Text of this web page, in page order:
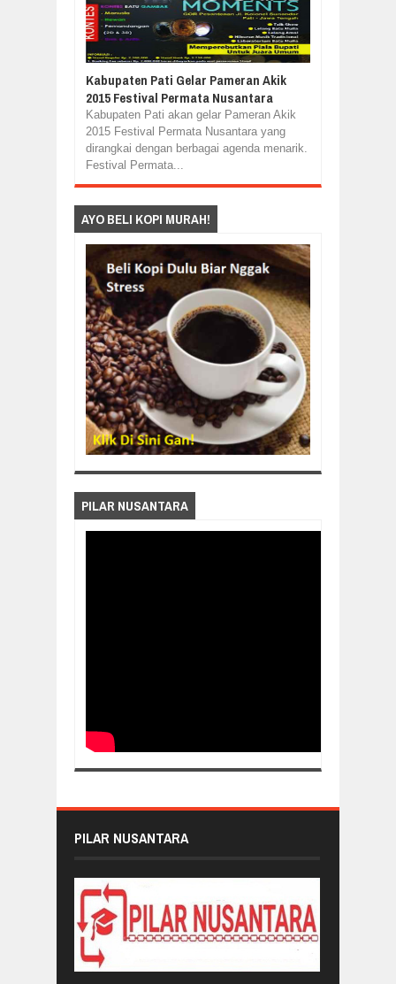
Kabupaten Pati Gelar Pameran Akik
2015 Festival Permata Nusantara
Kabupaten Pati akan gelar Pameran Akik
2015 Festival Permata Nusantara yang
dirangkai dengan berbagai agenda menarik.
Festival Permata...
AYO BELI KOPI MURAH!
PILAR NUSANTARA
PILAR NUSANTARA